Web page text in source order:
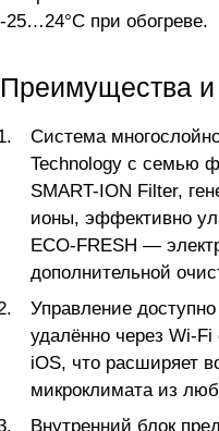
-25…24°С при обогреве.
Преимущества и
Система
Technology с семью
SMART-ION Filter,
ионы, эффективно
ECO-FRESH —
дополнительной
Управление
удалённо через Wi-
iOS, что расширяет
микроклимата из
Внутренний блок